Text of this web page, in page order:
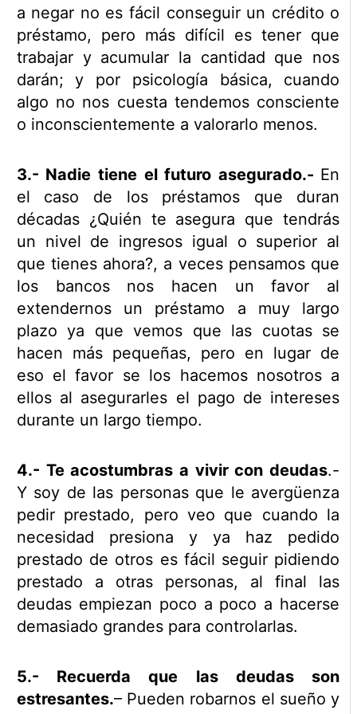
a negar no es fácil conseguir un crédito o
préstamo, pero más difícil es tener que
trabajar y acumular la cantidad que nos
darán; y por psicología básica, cuando
algo no nos cuesta tendemos consciente
o inconscientemente a valorarlo menos.
3.- Nadie tiene el futuro asegurado.- En
el caso de los préstamos que duran
décadas ¿Quién te asegura que tendrás
un nivel de ingresos igual o superior al
que tienes ahora?, a veces pensamos que
los bancos nos hacen un favor al
extendernos un préstamo a muy largo
plazo ya que vemos que las cuotas se
hacen más pequeñas, pero en lugar de
eso el favor se los hacemos nosotros a
ellos al asegurarles el pago de intereses
durante un largo tiempo.
4.- Te acostumbras a vivir con deudas.-
Y soy de las personas que le avergüenza
pedir prestado, pero veo que cuando la
necesidad presiona y ya haz pedido
prestado de otros es fácil seguir pidiendo
prestado a otras personas, al final las
deudas empiezan poco a poco a hacerse
demasiado grandes para controlarlas.
5.- Recuerda que las deudas son
estresantes.– Pueden robarnos el sueño y